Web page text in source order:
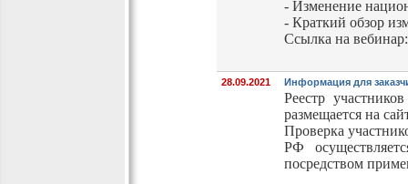
- Изменение
- Краткий обзор
Ссылка на
28.09.2021 Информация для
Реестр
размещается на
Проверка
РФ
посредством